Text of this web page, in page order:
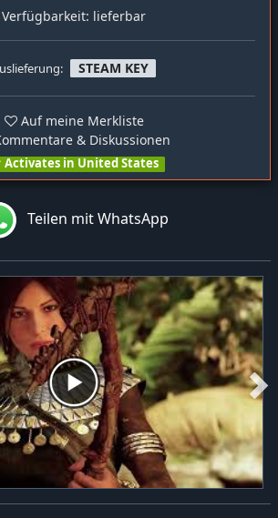
Verfügbarkeit: lieferbar
STEAM KEY
Auf meine Merkliste
& Diskussionen
Activates in United States
Teilen mit WhatsApp